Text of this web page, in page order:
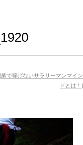
業で稼げないサラリーマンマイン
ドとは！ )